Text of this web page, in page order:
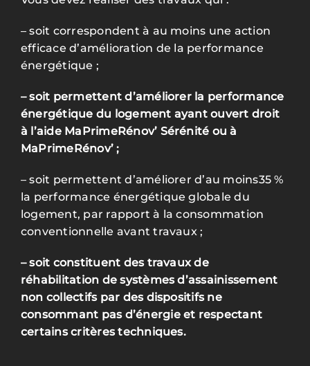
–soit correspondent à au moins une action
efficace d’amélioration de la performance
énergétique ;
–soit permettent d’améliorer la performance
énergétique du logement ayant ouvert droit
à l’aide MaPrimeRénov’ Sérénité ou à
MaPrimeRénov’ ;
–soit permettent d’améliorer d’au moins35 %
la performance énergétique globale du
logement, par rapport à la consommation
conventionnelle avant travaux ;
–soit constituent des travaux de
réhabilitation de systèmes d’assainissement
non collectifs par des dispositifs ne
consommant pas d’énergie et respectant
certains critères techniques.